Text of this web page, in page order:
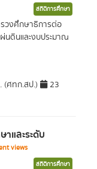
สถิติการศึกษา
รวงศึกษาธิการต่อ
นดินและงบประมาณ
(ศทก.สป.)
23
และระดับ
views
สถิติการศึกษา